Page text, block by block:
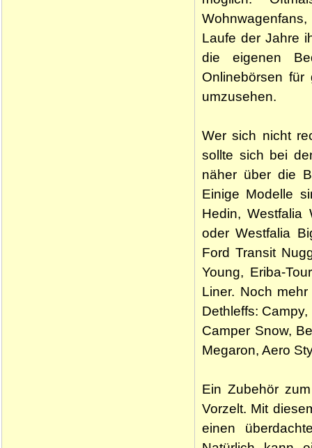
Laufe der Jahre
die eigenen
Onlinebörsen für
umzusehen.
Wer sich nicht
sollte sich bei
näher über die
Einige Modelle
Hedin, Westfalia
oder Westfalia
Ford Transit
Young, Eriba-
Liner. Noch
Dethleffs:
Camper Snow,
Megaron, Aero
Ein Zubehör
Vorzelt. Mit
einen